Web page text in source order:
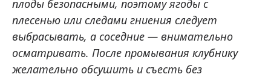
плоды безопасными, поэтому ягоды с
плесенью или следами гниения следует
выбрасывать, а соседние — внимательно
осматривать. После промывания клубнику
желательно обсушить и съесть без